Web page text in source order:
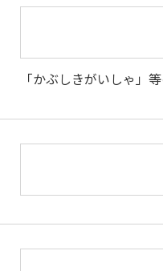
「かぶしきがいしゃ」